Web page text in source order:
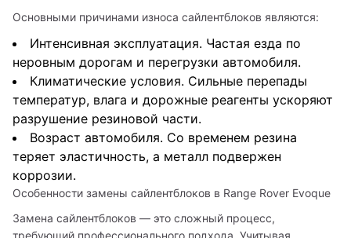
Основными причинами износа сайлентблоков являются:
Интенсивная эксплуатация. Частая езда по
неровным дорогам и перегрузки автомобиля.
Климатические условия. Сильные перепады
температур, влага и дорожные реагенты ускоряют
разрушение резиновой части.
Возраст автомобиля. Со временем резина
теряет эластичность, а металл подвержен
коррозии.
Особенности замены сайлентблоков в Range Rover Evoque
Замена сайлентблоков — это сложный процесс,